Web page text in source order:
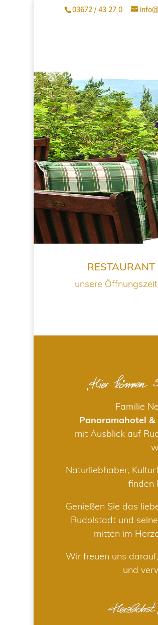
03672 / 43 27 0
RESTAURANT
unsere
Familie
Panoramahotel
mit Ausblick auf
Naturliebhaber,
finden
Genießen Sie das
Rudolstadt und
mitten im
Wir freuen uns
und